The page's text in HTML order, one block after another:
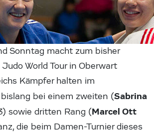
Sonntag macht zum bisher
World Tour in Oberwart
Kämpfer halten im
bei einem zweiten (Sabrina
sowie dritten Rang (Marcel Ott
die beim Damen-Turnier dieses